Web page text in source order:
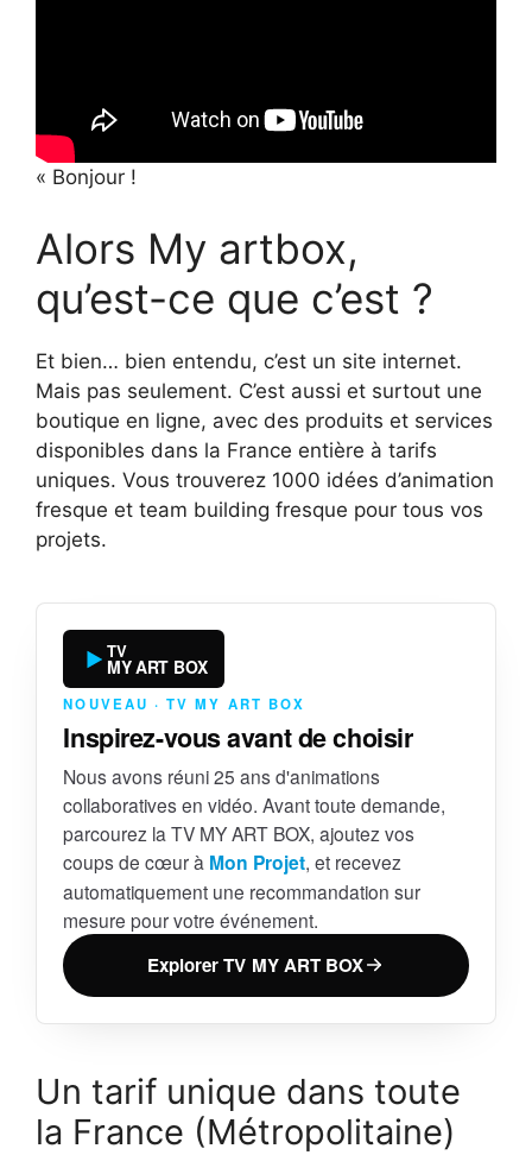
« Bonjour !
Alors My artbox,
qu’est-ce que c’est ?
Et bien… bien entendu, c’est un site internet.
Mais pas seulement. C’est aussi et surtout une
boutique en ligne, avec des produits et services
disponibles dans la France entière à tarifs
uniques. Vous trouverez 1000 idées d’animation
fresque et team building fresque pour tous vos
projets.
TV
MY ART BOX
NOUVEAU · TV MY ART BOX
Inspirez-vous avant de choisir
Nous avons réuni 25 ans d'animations
collaboratives en vidéo. Avant toute demande,
parcourez la TV MY ART BOX, ajoutez vos
coups de cœur à Mon Projet, et recevez
automatiquement une recommandation sur
mesure pour votre événement.
Explorer TV MY ART BOX
Un tarif unique dans toute
la France (Métropolitaine)